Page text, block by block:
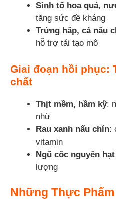
Sinh tố hoa quả,
tăng sức đề kháng
Trứng hấp, cá nấu
hỗ trợ tái tạo mô
Giai đoạn hồi phục:
chất
Thịt mềm, hầm kỹ:
nhừ
Rau xanh nấu chín:
vitamin
Ngũ cốc nguyên
lượng
Những Thực